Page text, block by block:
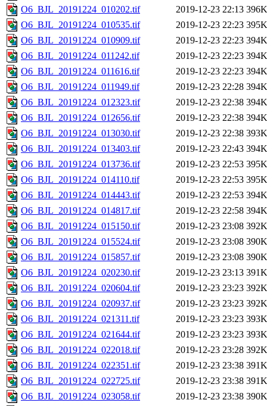
O6_BJL_20191224_010202.tif
2019-12-23 22:13 396K
O6_BJL_20191224_010535.tif
2019-12-23 22:23 395K
O6_BJL_20191224_010909.tif
2019-12-23 22:23 394K
O6_BJL_20191224_011242.tif
2019-12-23 22:23 394K
O6_BJL_20191224_011616.tif
2019-12-23 22:23 394K
O6_BJL_20191224_011949.tif
2019-12-23 22:28 394K
O6_BJL_20191224_012323.tif
2019-12-23 22:38 394K
O6_BJL_20191224_012656.tif
2019-12-23 22:38 394K
O6_BJL_20191224_013030.tif
2019-12-23 22:38 393K
O6_BJL_20191224_013403.tif
2019-12-23 22:43 394K
O6_BJL_20191224_013736.tif
2019-12-23 22:53 395K
O6_BJL_20191224_014110.tif
2019-12-23 22:53 395K
O6_BJL_20191224_014443.tif
2019-12-23 22:53 394K
O6_BJL_20191224_014817.tif
2019-12-23 22:58 394K
O6_BJL_20191224_015150.tif
2019-12-23 23:08 392K
O6_BJL_20191224_015524.tif
2019-12-23 23:08 390K
O6_BJL_20191224_015857.tif
2019-12-23 23:08 390K
O6_BJL_20191224_020230.tif
2019-12-23 23:13 391K
O6_BJL_20191224_020604.tif
2019-12-23 23:23 392K
O6_BJL_20191224_020937.tif
2019-12-23 23:23 392K
O6_BJL_20191224_021311.tif
2019-12-23 23:23 393K
O6_BJL_20191224_021644.tif
2019-12-23 23:23 393K
O6_BJL_20191224_022018.tif
2019-12-23 23:28 392K
O6_BJL_20191224_022351.tif
2019-12-23 23:38 391K
O6_BJL_20191224_022725.tif
2019-12-23 23:38 391K
O6_BJL_20191224_023058.tif
2019-12-23 23:38 390K